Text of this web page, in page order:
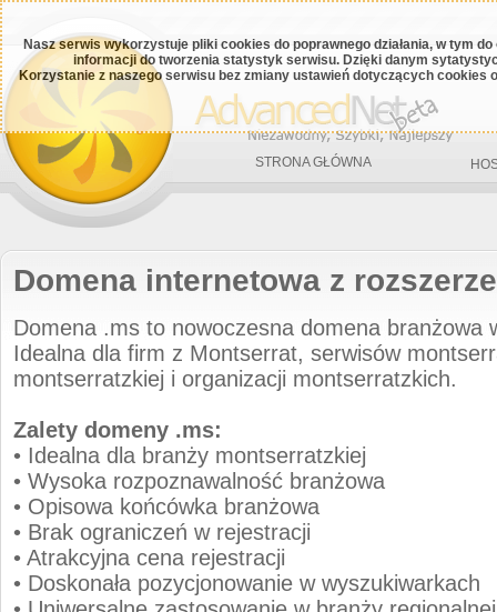
Nasz serwis wykorzystuje pliki cookies do poprawnego działania, w tym
informacji do tworzenia statystyk serwisu. Dzięki danym
Korzystanie z naszego serwisu bez zmiany ustawień dotyczących cookies
STRONA GŁÓWNA
Domena internetowa z
Domena .ms to nowoczesna domena branżowa
Idealna dla firm z Montserrat, serwisów
montserratzkiej i organizacji montserratzkich.
Zalety domeny .ms:
• Idealna dla branży montserratzkiej
• Wysoka rozpoznawalność branżowa
• Opisowa końcówka branżowa
• Brak ograniczeń w rejestracji
• Atrakcyjna cena rejestracji
• Doskonała pozycjonowanie w wyszukiwarkach